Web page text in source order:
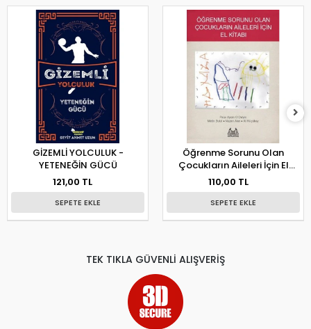
GİZEMLİ YOLCULUK -
YETENEĞİN GÜCÜ
121,00 TL
SEPETE EKLE
Öğrenme Sorunu Olan
Çocukların Aileleri İçin El
Kitabı
110,00 TL
SEPETE EKLE
TEK TIKLA GÜVENLİ ALIŞVERİŞ